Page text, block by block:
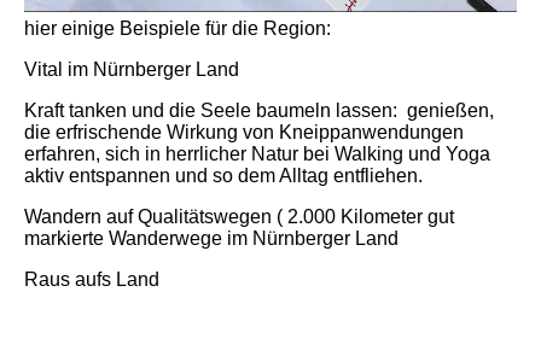
hier einige Beispiele für die Region:
Vital im Nürnberger Land
Kraft tanken und die Seele baumeln lassen: genießen,
die erfrischende Wirkung von Kneippanwendungen
erfahren, sich in herrlicher Natur bei Walking und Yoga
aktiv entspannen und so dem Alltag entfliehen.
Wandern auf Qualitätswegen ( 2.000 Kilometer gut
markierte Wanderwege im Nürnberger Land
Raus aufs Land